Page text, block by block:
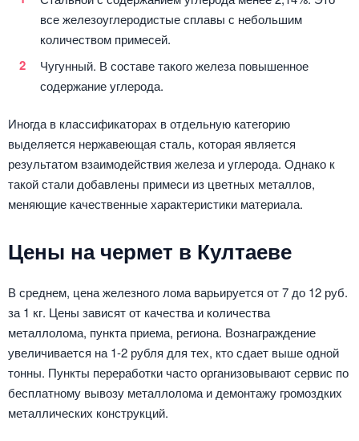
все железоуглеродистые сплавы с небольшим
количеством примесей.
Чугунный. В составе такого железа повышенное
содержание углерода.
Иногда в классификаторах в отдельную категорию
выделяется нержавеющая сталь, которая является
результатом взаимодействия железа и углерода. Однако к
такой стали добавлены примеси из цветных металлов,
меняющие качественные характеристики материала.
Цены на чермет в Култаеве
В среднем, цена железного лома варьируется от 7 до 12 руб.
за 1 кг. Цены зависят от качества и количества
металлолома, пункта приема, региона. Вознаграждение
увеличивается на 1-2 рубля для тех, кто сдает выше одной
тонны. Пункты переработки часто организовывают сервис по
бесплатному вывозу металлолома и демонтажу громоздких
металлических конструкций.